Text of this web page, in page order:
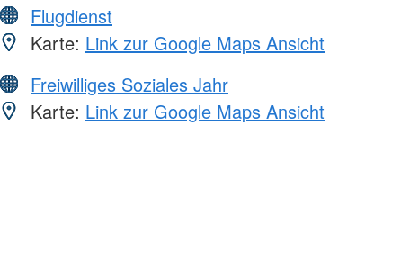
Flugdienst
Karte: Link zur Google Maps Ansicht
Freiwilliges Soziales Jahr
Karte: Link zur Google Maps Ansicht